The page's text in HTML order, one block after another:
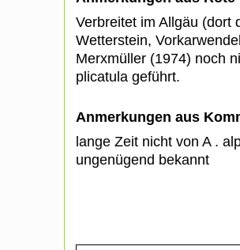
Verbreitet im Allgäu (dort
Wetterstein,
Merxmüller (1974) noch
plicatula geführt.
Anmerkungen aus
lange Zeit nicht von A .
ungenügend bekannt